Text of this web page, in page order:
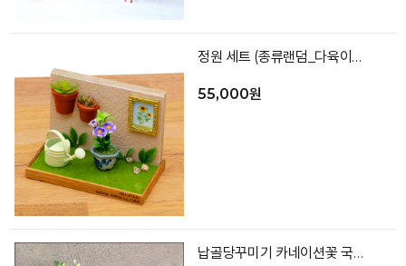
정원 세트 (종류랜덤_다육이화분2,액자,꽃화분,물조리개,벽,바닥)
55,000원
납골당꾸미기 카네이션꽃 국화 택1 미니어처 화분 납골당꽃 봉안당 소품 추모관 장식